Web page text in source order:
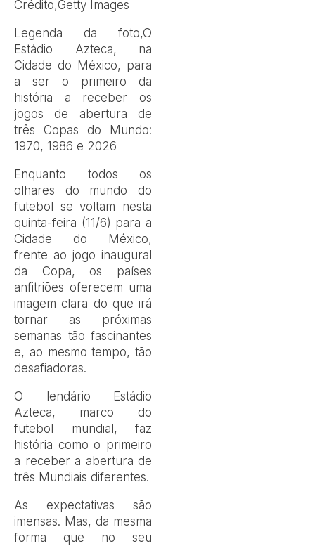
Crédito,Getty Images
Legenda da foto,O
Estádio Azteca, na
Cidade do México, para
a ser o primeiro da
história a receber os
jogos de abertura de
três Copas do Mundo:
1970, 1986 e 2026
Enquanto todos os
olhares do mundo do
futebol se voltam nesta
quinta-feira (11/6) para a
Cidade do México,
frente ao jogo inaugural
da Copa, os países
anfitriões oferecem uma
imagem clara do que irá
tornar as próximas
semanas tão fascinantes
e, ao mesmo tempo, tão
desafiadoras.
O lendário Estádio
Azteca, marco do
futebol mundial, faz
história como o primeiro
a receber a abertura de
três Mundiais diferentes.
As expectativas são
imensas. Mas, da mesma
forma que no seu